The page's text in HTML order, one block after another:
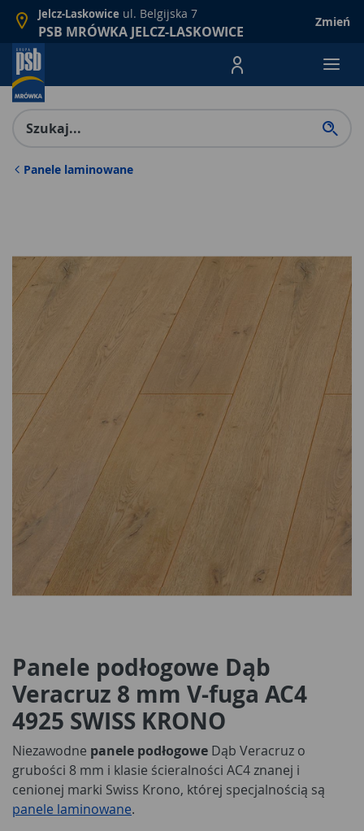
Jelcz-Laskowice ul. Belgijska 7
PSB MRÓWKA JELCZ-LASKOWICE
Zmień
Menu Produktów,
Panele laminowane
Panele podłogowe Dąb
Veracruz 8 mm V-fuga AC4
4925 SWISS KRONO
Niezawodne panele podłogowe Dąb Veracruz o
grubości 8 mm i klasie ścieralności AC4 znanej i
cenionej marki Swiss Krono, której specjalnością są
panele laminowane.